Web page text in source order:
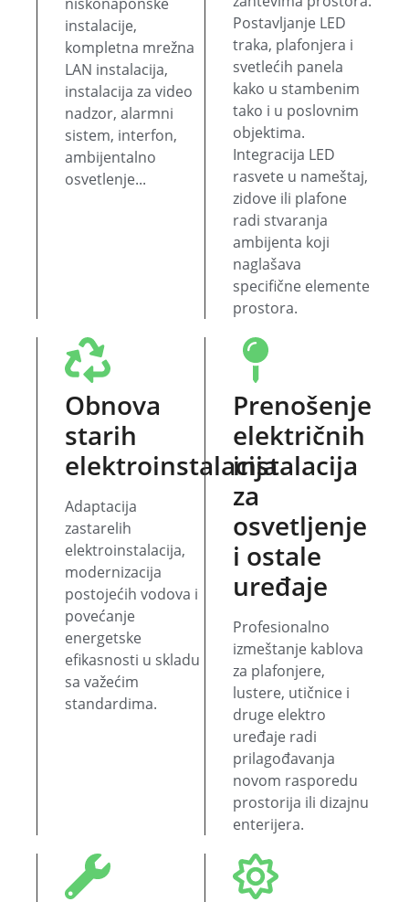
instalacije,
kompletna mrežna
LAN instalacija,
instalacija za video
nadzor, alarmni
sistem, interfon,
ambijentalno
osvetlenje...
Postavljanje LED
traka, plafonjera i
svetlećih panela
kako u stambenim
tako i u poslovnim
objektima.
Integracija LED
rasvete u nameštaj,
zidove ili plafone
radi stvaranja
ambijenta koji
naglašava
specifične elemente
prostora.
Obnova
starih
elektroinstalacija
Adaptacija
zastarelih
elektroinstalacija,
modernizacija
postojećih vodova i
povećanje
energetske
efikasnosti u skladu
sa važećim
standardima.
Prenošenje
električnih
instalacija
za
osvetljenje
i ostale
uređaje
Profesionalno
izmeštanje kablova
za plafonjere,
lustere, utičnice i
druge elektro
uređaje radi
prilagođavanja
novom rasporedu
prostorija ili dizajnu
enterijera.